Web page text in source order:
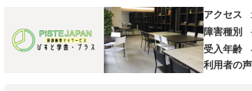
アクセス
障害種別
受入年齢
利用者の声